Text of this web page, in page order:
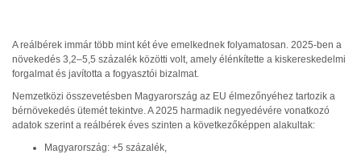
A reálbérek immár több mint két éve emelkednek folyamatosan. 2025-ben a
növekedés 3,2–5,5 százalék közötti volt, amely élénkítette a kiskereskedelmi
forgalmat és javította a fogyasztói bizalmat.
Nemzetközi összevetésben Magyarország az EU élmezőnyéhez tartozik a
bérnövekedés ütemét tekintve. A 2025 harmadik negyedévére vonatkozó
adatok szerint a reálbérek éves szinten a következőképpen alakultak:
Magyarország: +5 százalék,